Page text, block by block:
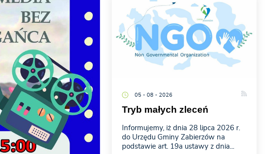
05 - 08 - 2026
Tryb małych zleceń
Informujemy, iż dnia 28 lipca 2026 r.
do Urzędu Gminy Zabierzów na
podstawie art. 19a ustawy z dnia...